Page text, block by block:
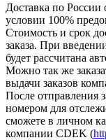
Доставка по
условии 100%
Стоимость и срок
заказа. При
будет рассчитана
Можно так же
выдачи заказов
После отправления
номером для
сможете в личном
компании CDEK (